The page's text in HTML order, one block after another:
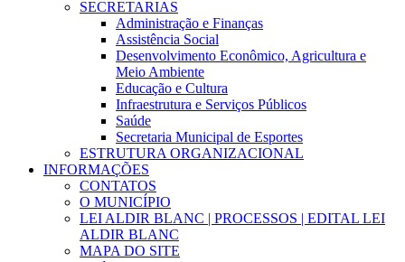
SECRETARIAS
Administração e Finanças
Assistência Social
Desenvolvimento Econômico, Agricultura e
Meio Ambiente
Educação e Cultura
Infraestrutura e Serviços Públicos
Saúde
Secretaria Municipal de Esportes
ESTRUTURA ORGANIZACIONAL
INFORMAÇÕES
CONTATOS
O MUNICÍPIO
LEI ALDIR BLANC | PROCESSOS | EDITAL LEI
ALDIR BLANC
MAPA DO SITE